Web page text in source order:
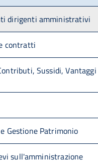
dirigenti amministrativi
contratti
Sussidi, Vantaggi
Gestione Patrimonio
sull'amministrazione